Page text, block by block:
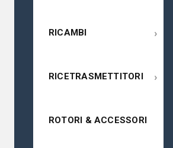
RICAMBI ›
RICETRASMETTITORI ›
ROTORI & ACCESSORI